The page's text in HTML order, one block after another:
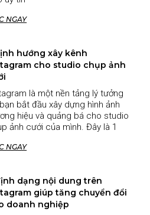
NGAY
hướng xây kênh
cho studio chụp ảnh
là một nền tảng lý tưởng
bắt đầu xây dựng hình ảnh
hiệu và quảng bá cho studio
ảnh cưới của mình. Đây là 1
NGAY
dạng nội dung trên
giúp tăng chuyển đổi
doanh nghiệp